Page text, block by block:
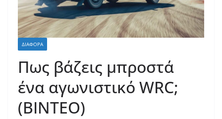
ΔΙΆΦΟΡΑ
Πως βάζεις μπροστά
ένα αγωνιστικό WRC;
(ΒΙΝΤΕΟ)